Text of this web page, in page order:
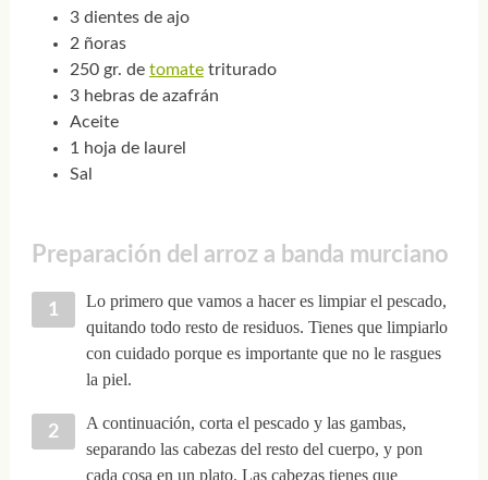
3 dientes de ajo
2 ñoras
250 gr. de tomatetriturado
3 hebras de azafrán
Aceite
1 hoja de laurel
Sal
Preparación del arroz a banda murciano
Lo primero que vamos a hacer es limpiar el pescado,
quitando todo resto de residuos. Tienes que limpiarlo
con cuidado porque es importante que no le rasgues
la piel.
A continuación, corta el pescado y las gambas,
separando las cabezas del resto del cuerpo, y pon
cada cosa en un plato. Las cabezas tienes que